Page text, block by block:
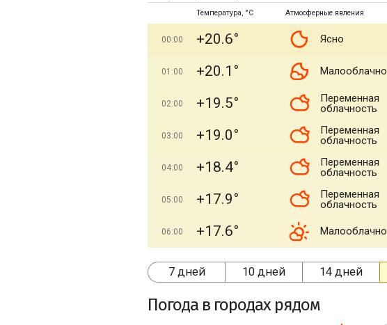
Температура, °C Атмосферные явления
00:00 +20.6° Ясно
01:00 +20.1° Малооблачно
02:00 +19.5°
Переменная
облачность
03:00 +19.0°
Переменная
облачность
04:00 +18.4°
Переменная
облачность
05:00 +17.9°
Переменная
облачность
06:00 +17.6° Малооблачно
7 дней 10 дней 14 дней
Погода в городах рядом